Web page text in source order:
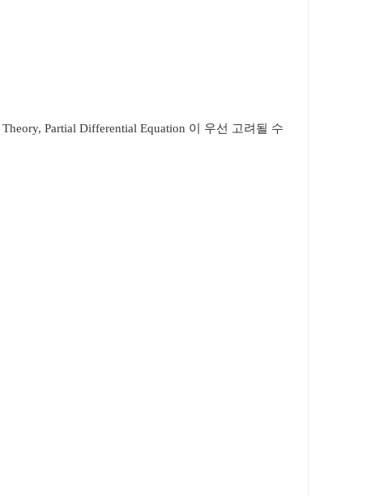
Partial Differential Equation 이 우선 고려될 수